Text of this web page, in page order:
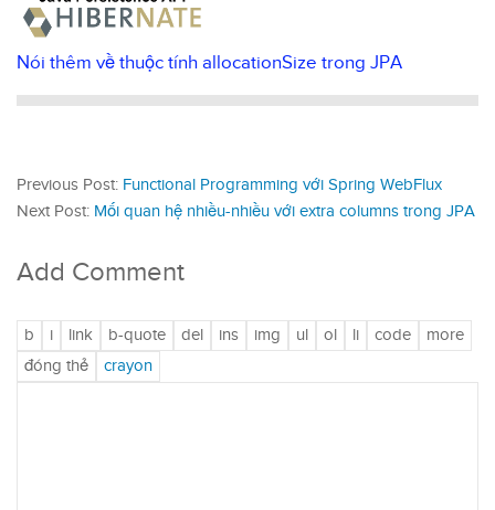
Nói thêm về thuộc tính allocationSize trong JPA
Previous Post: Functional Programming với Spring WebFlux
Next Post: Mối quan hệ nhiều-nhiều với extra columns trong JPA
Add Comment